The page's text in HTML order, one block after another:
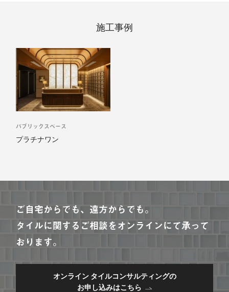
施工事例
パブリックスペース
プラチナワン
ご自宅からでも、遠方からでも。
タイルに関するご相談をオンラインにて承って
おります。
オンライン タイルコンサルティングの
お申し込みはこちら